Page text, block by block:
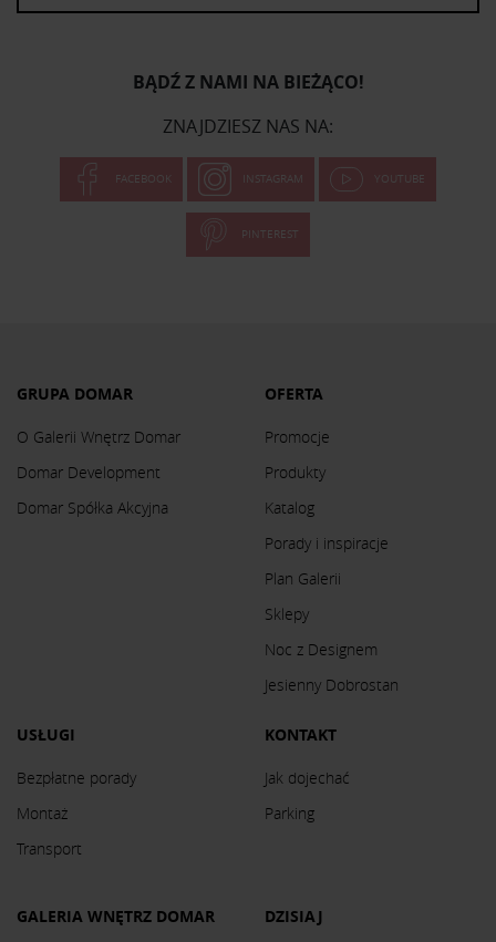
BĄDŹ Z NAMI NA BIEŻĄCO!
ZNAJDZIESZ NAS NA:
FACEBOOK INSTAGRAM YOUTUBE
PINTEREST
GRUPA DOMAR
O Galerii Wnętrz Domar
Domar Development
Domar Spółka Akcyjna
OFERTA
Promocje
Produkty
Katalog
Porady i inspiracje
Plan Galerii
Sklepy
Noc z Designem
Jesienny Dobrostan
USŁUGI
Bezpłatne porady
Montaż
Transport
KONTAKT
Jak dojechać
Parking
GALERIA WNĘTRZ DOMAR DZISIAJ